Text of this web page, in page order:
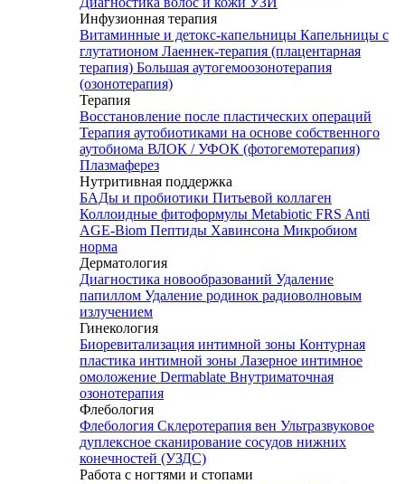
Инфузионная терапия
Витаминные и детокс-капельницы Капельницы с
глутатионом Лаеннек-терапия (плацентарная
терапия) Большая аутогемоозонотерапия
(озонотерапия)
Терапия
Восстановление после пластических операций
Терапия аутобиотиками на основе собственного
аутобиома ВЛОК / УФОК (фотогемотерапия)
Плазмаферез
Нутритивная поддержка
БАДы и пробиотики Питьевой коллаген
Коллоидные фитоформулы Metabiotic FRS Anti
AGE-Biom Пептиды Хавинсона Микробиом
норма
Дерматология
Диагностика новообразований Удаление
папиллом Удаление родинок радиоволновым
излучением
Гинекология
Биоревитализация интимной зоны Контурная
пластика интимной зоны Лазерное интимное
омоложение Dermablate Внутриматочная
озонотерапия
Флебология
Флебология Склеротерапия вен Ультразвуковое
дуплексное сканирование сосудов нижних
конечностей (УЗДС)
Работа с ногтями и стопами